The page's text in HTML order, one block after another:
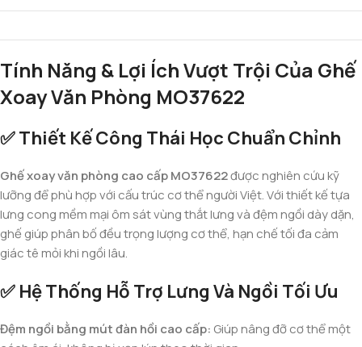
Tính Năng & Lợi Ích Vượt Trội Của Ghế
Xoay Văn Phòng MO37622
✅ Thiết Kế Công Thái Học Chuẩn Chỉnh
Ghế xoay văn phòng cao cấp MO37622được nghiên cứu kỹ
lưỡng để phù hợp với cấu trúc cơ thể người Việt. Với thiết kế tựa
lưng cong mềm mại ôm sát vùng thắt lưng và đệm ngồi dày dặn,
ghế giúp phân bố đều trọng lượng cơ thể, hạn chế tối đa cảm
giác tê mỏi khi ngồi lâu.
✅ Hệ Thống Hỗ Trợ Lưng Và Ngồi Tối Ưu
Đệm ngồi bằng mút đàn hồi cao cấp: Giúp nâng đỡ cơ thể một